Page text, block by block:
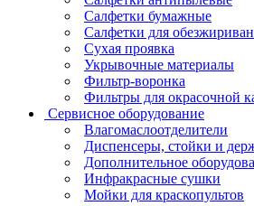
Салфетки бумажные
Салфетки для
Сухая проявка
Укрывочные материалы
Фильтр-воронка
Фильтры для окрасочной
Сервисное оборудование
Влагомаслоотделители
Диспенсеры, стойки и
Дополнительное
Инфракрасные сушки
Мойки для краскопультов